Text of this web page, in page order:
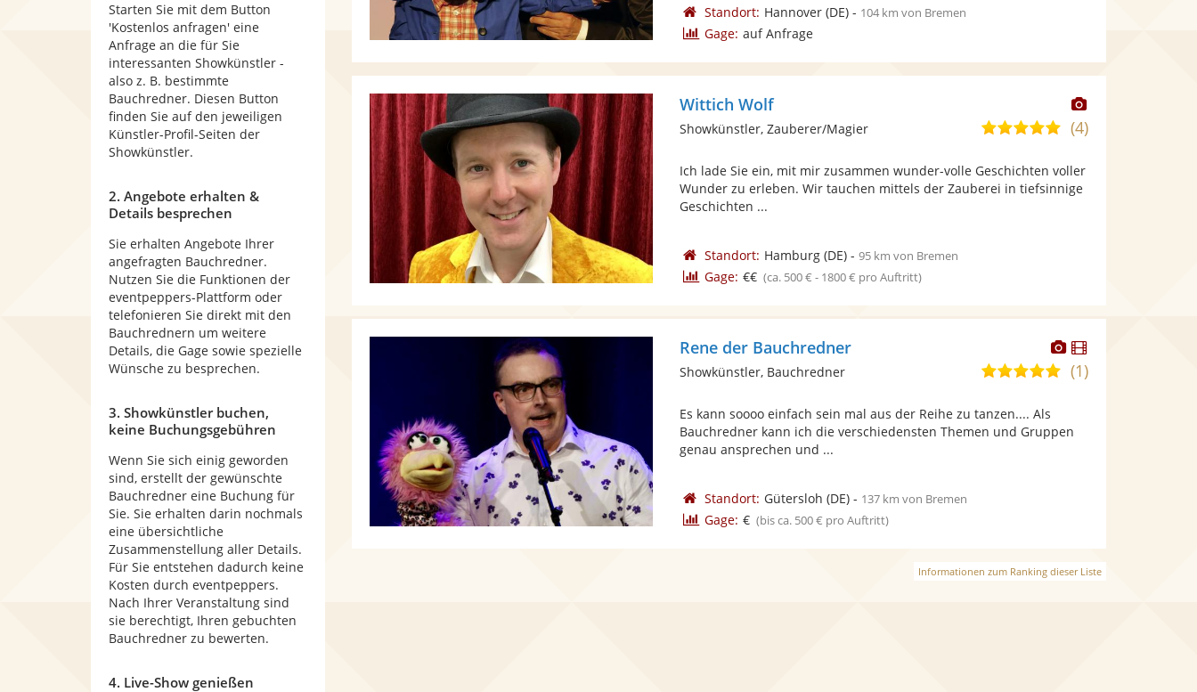
Standort: Hannover(DE)- 104 km von Bremen
Gage: auf Anfrage
Dieser
Künstler
Wittich Wolf
5,0
5
Sternen
(4)
Showkünstler, Zauberer/Magier
Ich lade Sie ein, mit mir zusammen wunder-volle Geschichten voller
Wunder zu erleben. Wir tauchen mittels der Zauberei in tiefsinnige
Geschichten ...
Standort: Hamburg(DE)- 95 km von Bremen
Gage: €€ (ca. 500 € - 1800 € pro Auftritt)
Dieser
Künstler
stellt
Dieser
Künstler
Rene der Bauchredner
5,0
Sternen
(1)
Showkünstler, Bauchredner
Es kann soooo einfach sein mal aus der Reihe zu tanzen.... Als
Bauchredner kann ich die verschiedensten Themen und Gruppen
genau ansprechen und ...
Standort: Gütersloh (DE)- 137 km von Bremen
Gage: € (bis ca. 500 € pro Auftritt)
Informationen zum Ranking dieser Liste
Starten Sie mit dem Button
'Kostenlos anfragen' eine
Anfrage an die für Sie
interessanten Showkünstler -
also z. B. bestimmte
Bauchredner. Diesen Button
finden Sie auf den jeweiligen
Künstler-Profil-Seiten der
Showkünstler.
2. Angebote erhalten &
Details besprechen
Sie erhalten Angebote Ihrer
angefragten Bauchredner.
Nutzen Sie die Funktionen der
eventpeppers-Plattform oder
telefonieren Sie direkt mit den
Bauchrednern um weitere
Details, die Gage sowie spezielle
Wünsche zu besprechen.
3. Showkünstler buchen,
keine Buchungsgebühren
Wenn Sie sich einig geworden
sind, erstellt der gewünschte
Bauchredner eine Buchung für
Sie. Sie erhalten darin nochmals
eine übersichtliche
Zusammenstellung aller Details.
Für Sie entstehen dadurch keine
Kosten durch eventpeppers.
Nach Ihrer Veranstaltung sind
sie berechtigt, Ihren gebuchten
Bauchredner zu bewerten.
4. Live-Show genießen